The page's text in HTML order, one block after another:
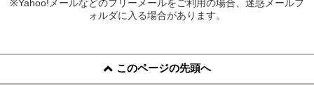
※Yahoo!メールなどのフリーメールをご利用の場合、迷惑メールフ
ォルダに入る場合があります。
このページの先頭へ